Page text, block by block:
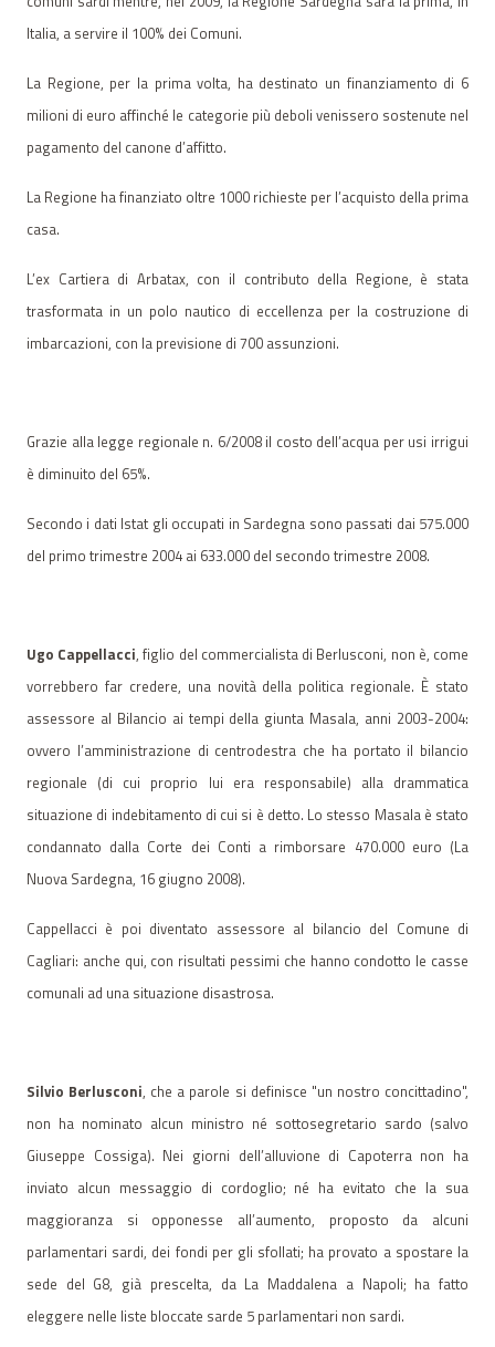
Italia, a servire il 100% dei Comuni.
La Regione, per la prima volta, ha destinato un finanziamento di 6
milioni di euro affinché le categorie più deboli venissero sostenute nel
pagamento del canone d’affitto.
La Regione ha finanziato oltre 1000 richieste per l’acquisto della prima
casa.
L’ex Cartiera di Arbatax, con il contributo della Regione, è stata
trasformata in un polo nautico di eccellenza per la costruzione di
imbarcazioni, con la previsione di 700 assunzioni.
Grazie alla legge regionale n. 6/2008 il costo dell’acqua per usi irrigui
è diminuito del 65%.
Secondo i dati Istat gli occupati in Sardegna sono passati dai 575.000
del primo trimestre 2004 ai 633.000 del secondo trimestre 2008.
Ugo Cappellacci, figlio del commercialista di Berlusconi, non è, come
vorrebbero far credere, una novità della politica regionale. È stato
assessore al Bilancio ai tempi della giunta Masala, anni 2003-2004:
ovvero l’amministrazione di centrodestra che ha portato il bilancio
regionale (di cui proprio lui era responsabile) alla drammatica
situazione di indebitamento di cui si è detto. Lo stesso Masala è stato
condannato dalla Corte dei Conti a rimborsare 470.000 euro (La
Nuova Sardegna, 16 giugno 2008).
Cappellacci è poi diventato assessore al bilancio del Comune di
Cagliari: anche qui, con risultati pessimi che hanno condotto le casse
comunali ad una situazione disastrosa.
Silvio Berlusconi, che a parole si definisce "un nostro concittadino",
non ha nominato alcun ministro né sottosegretario sardo (salvo
Giuseppe Cossiga). Nei giorni dell’alluvione di Capoterra non ha
inviato alcun messaggio di cordoglio; né ha evitato che la sua
maggioranza si opponesse all’aumento, proposto da alcuni
parlamentari sardi, dei fondi per gli sfollati; ha provato a spostare la
sede del G8, già prescelta, da La Maddalena a Napoli; ha fatto
eleggere nelle liste bloccate sarde 5 parlamentari non sardi.